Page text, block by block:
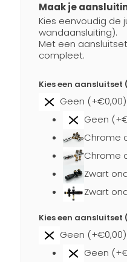
Maak je
Kies eenvoudig de
wandaansluiting).
Met een
compleet.
Kies een
Geen (+€0,00)
Geen
Chrome
Chrome
Zwart
Zwart
Kies een
Geen (+€0,00)
Geen